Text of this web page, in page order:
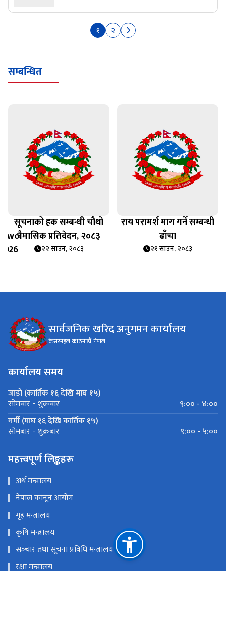
१ २
सम्बन्धित
सूचनाको हक सम्बन्धी चौथो
त्रैमासिक प्रतिवेदन, २०८३
२२ साउन, २०८३
राय परामर्श माग गर्ने सम्बन्धी
ढाँचा
२१ साउन, २०८३
सार्वजनिक खरिद अनुगमन कार्यालय
केसरमहल काठमाडौं, नेपाल
कार्यालय समय
जाडो (कार्तिक १६ देखि माघ १५)
सोमबार - शुक्रबार
९:०० - ४:००
गर्मी (माघ १६ देखि कार्तिक १५)
सोमबार - शुक्रबार ९:०० - ५:००
महत्त्वपूर्ण लिङ्कहरू
अर्थ मन्त्रालय
नेपाल कानून आयोग
गृह मन्त्रालय
कृषि मन्त्रालय
सञ्‍चार तथा सूचना प्रविधि मन्त्रालय
रक्षा मन्त्रालय